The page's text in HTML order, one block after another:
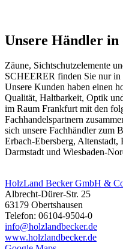
Unsere Händler
Zäune, Sichtschutzelemente
SCHEERER finden Sie nur in
Unsere Kunden haben einen
Qualität, Haltbarkeit, Optik
im Raum Frankfurt mit den
Fachhandelspartnern
sich unsere Fachhändler zum
Erbach-Ebersberg, Altenstadt,
Darmstadt und Wiesbaden-
HolzLand Becker GmbH &
Albrecht-Dürer-Str. 25
63179 Obertshausen
Telefon: 06104-9504-0
info@holzlandbecker.de
www.holzlandbecker.de